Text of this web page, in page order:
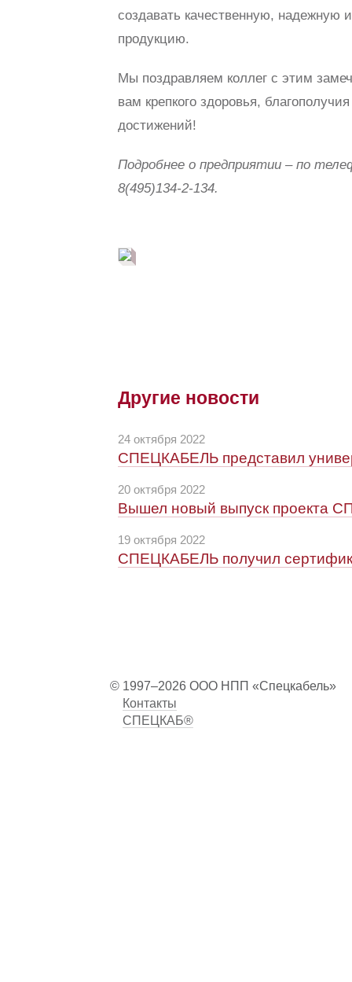
создавать качественную, надежную
продукцию.
Мы поздравляем коллег с этим
вам крепкого здоровья,
достижений!
Подробнее о предприятии – по
8(495)134-2-134.
Другие новости
24 октября 2022
СПЕЦКАБЕЛЬ представил
20 октября 2022
Вышел новый выпуск проекта
19 октября 2022
СПЕЦКАБЕЛЬ получил
© 1997–2026 ООО НПП «Спецкабель»
Контакты
СПЕЦКАБ®